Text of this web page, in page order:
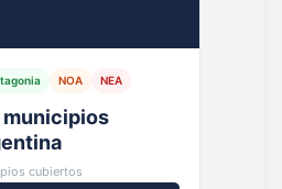
NOA NEA
cubiertos